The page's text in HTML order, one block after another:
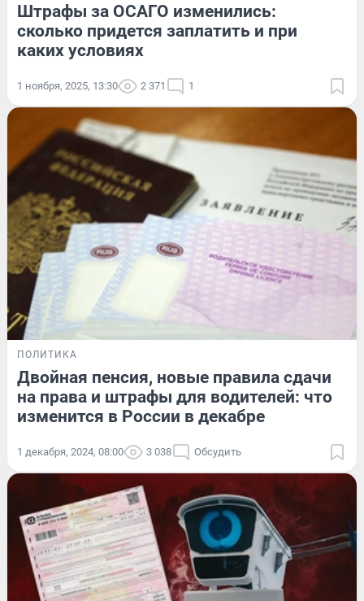
Штрафы за ОСАГО изменились:
сколько придется заплатить и при
каких условиях
1 ноября, 2025, 13:30 2 371 1
ПОЛИТИКА
Двойная пенсия, новые правила сдачи
на права и штрафы для водителей: что
изменится в России в декабре
1 декабря, 2024, 08:00 3 038 Обсудить